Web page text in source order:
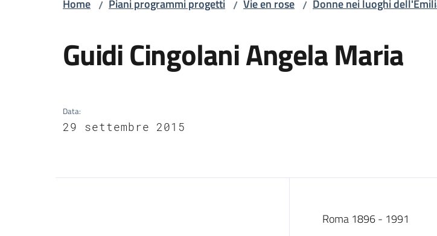
Home / Piani programmi progetti / Vie en rose / Donne nei luoghi
Guidi Cingolani Angela Maria
Data:
29 settembre 2015
Introduzione
Roma 1896 - 1991